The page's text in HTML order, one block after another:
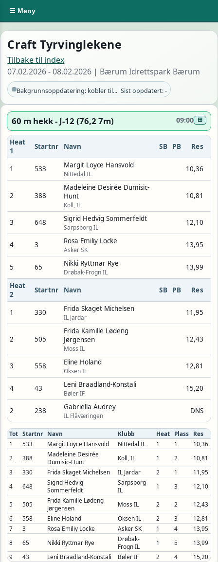
☰ Meny
Craft Tyrvinglekene
Tilbake til index
07.02.2026 - 08.02.2026 | Bærum Idrettspark Bærum
Bakgrunnsoppdatering: kobler til...|Sist oppdatert: -
60 m hekk - J-12 (76,2 7m) 09:00 ⊞
Heat
1
Startnr Navn SB PB Res
1 533 Margit Loyce Hansvold
Nittedal IL
10,36
2 388
Madeleine Desirée Dumisic-
Hunt
Koll, IL
10,81
3 648 Sigrid Hedvig Sommerfeldt
Sarpsborg IL
12,10
4 3 Rosa Emiliy Locke
Asker SK
13,95
5 65 Nikki Ryttmar Rye
Drøbak-Frogn IL
13,99
Heat
2
Startnr Navn SB PB Res
1 330 Frida Skaget Michelsen
IL Jardar
11,95
2 505
Frida Kamille Lødeng
Jørgensen
Moss IL
12,43
3 558 Eline Holand
Oksen IL
12,81
4 43 Leni Braadland-Konstali
Bøler IF
15,20
2 238 Gabriella Audrey
IL Flåværingen
DNS
Tot Startnr Navn Klubb Heat Plass
Res
1
533 Margit Loyce Hansvold Nittedal IL 1 1
10,36
2
388
Madeleine Desirée
Dumisic-Hunt
Koll, IL 1 2
10,81
3
330 Frida Skaget Michelsen IL Jardar 2 1
11,95
4
648
Sigrid Hedvig
Sommerfeldt
Sarpsborg
IL
1 3 12,10
5 505
Frida Kamille Lødeng
Jørgensen
Moss IL 2 2
12,43
6
558 Eline Holand Oksen IL 2 3
12,81
7
3 Rosa Emiliy Locke Asker SK 1 4
13,95
8
65 Nikki Ryttmar Rye
Drøbak-
Frogn IL
1 5
13,99
9
43 Leni Braadland-Konstali Bøler IF 2 4 15,20